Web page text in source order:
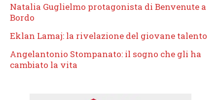
Natalia Guglielmo protagonista di Benvenute a
Bordo
Eklan Lamaj: la rivelazione del giovane talento
Angelantonio Stompanato: il sogno che gli ha
cambiato la vita